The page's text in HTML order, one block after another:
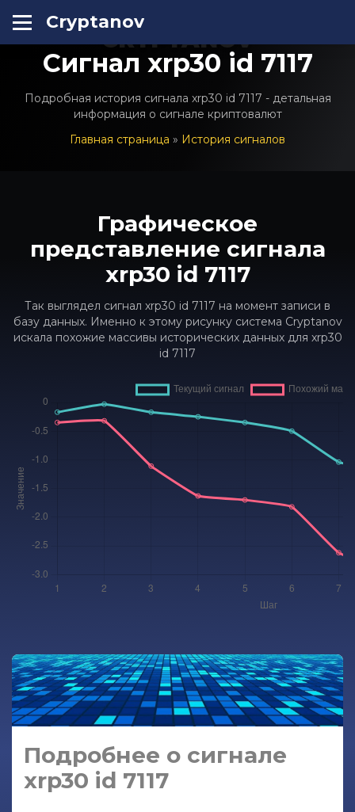
Cryptanov
CRYPTANOV
Сигнал xrp30 id 7117
Подробная история сигнала xrp30 id 7117 - детальная
информация о сигнале криптовалют
Главная страница » История сигналов
Графическое
представление сигнала
xrp30 id 7117
Так выглядел сигнал xrp30 id 7117 на момент записи в
базу данных. Именно к этому рисунку система Cryptanov
искала похожие массивы исторических данных для xrp30
id 7117
Подробнее о сигнале
xrp30 id 7117